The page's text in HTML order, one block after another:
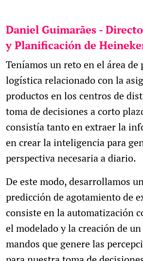
Daniel Guimarães -
y Planificación de
Teníamos un reto en el área
logística relacionado con la
productos en los centros de
toma de decisiones a corto
consistía tanto en extraer la
en crear la inteligencia para
perspectiva necesaria a diario.
De este modo, desarrollamos
predicción de agotamiento de
consiste en la automatización
el modelado y la creación de
mandos que genere las